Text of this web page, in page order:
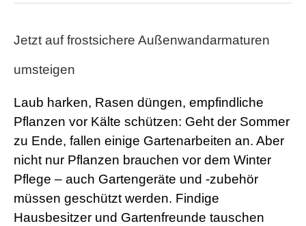
Jetzt auf frostsichere Außenwandarmaturen
umsteigen
Laub harken, Rasen düngen, empfindliche
Pflanzen vor Kälte schützen: Geht der Sommer
zu Ende, fallen einige Gartenarbeiten an. Aber
nicht nur Pflanzen brauchen vor dem Winter
Pflege – auch Gartengeräte und -zubehör
müssen geschützt werden. Findige
Hausbesitzer und Gartenfreunde tauschen